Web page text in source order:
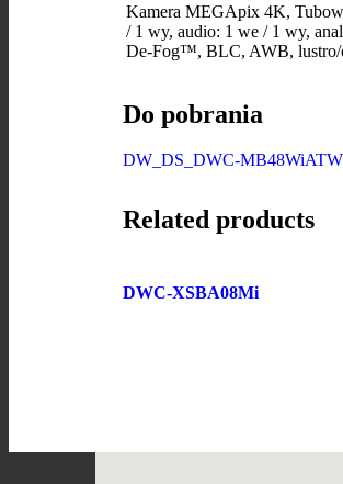
Kamera MEGApix 4K,
/ 1 wy, audio: 1 we / 1 wy,
De-Fog™, BLC, AWB, lustro/
Do pobrania
DW_DS_DWC-
Related products
DWC-XSBA08Mi